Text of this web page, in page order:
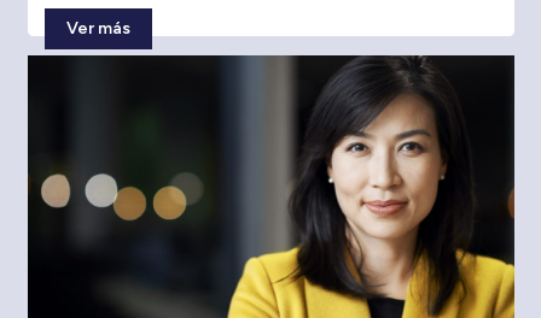
Ver más